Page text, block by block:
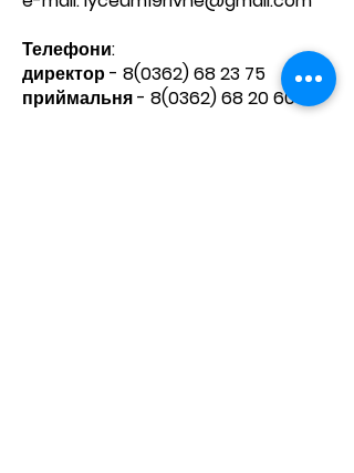
Телефони:​
директор - 8(0362) 68 23 75
приймальня - 8(0362) 68 20 60